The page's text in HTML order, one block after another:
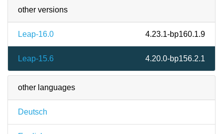
other versions
Leap-16.0 4.23.1-bp160.1.9
Leap-15.6 4.20.0-bp156.2.1
other languages
Deutsch